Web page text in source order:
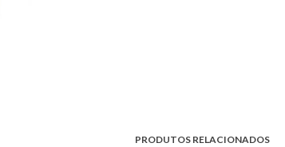
PRODUTOS RELACIONADOS